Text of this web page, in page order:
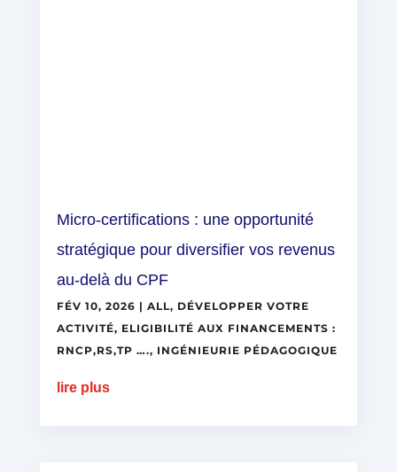
Micro-certifications : une opportunité
stratégique pour diversifier vos revenus
au-delà du CPF
FÉV 10, 2026 | ALL, DÉVELOPPER VOTRE
ACTIVITÉ, ELIGIBILITÉ AUX FINANCEMENTS :
RNCP,RS,TP …., INGÉNIEURIE PÉDAGOGIQUE
lire plus